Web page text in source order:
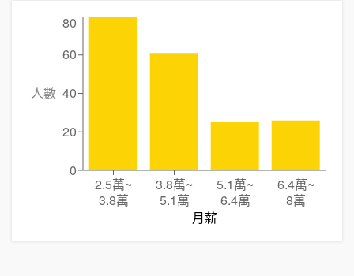
2.5萬~
3.8萬
3.8萬~
5.1萬
5.1萬~
6.4萬
6.4萬~
8萬
月薪
0
20
40
60
80
人數